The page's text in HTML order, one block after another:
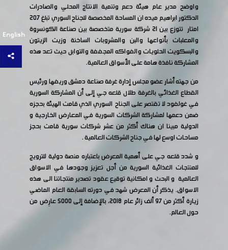
English
واوضح مدير عام هيئة دعم وتنمية الانتاج المحلي والصادرات
الدكتور ابراهيم ميده ان المساحة المخصصة للجناح السوري تبلغ 207
امتار تتوزع بين 21 شركة سورية متخصصة بين صناعة الكونسروة
والمعلبات بأنواعها والبن والمشروبات الساخنة وزيت الزيتون
والبسكويت الحلويات والفواكه المجففة والتوابل حيث تعد هذه
المشاركة نافذة هامة على الأسواق العالمية.
من جهته أشار عضو مجلس إدارة غرفة صناعة دمشق وريفها ورئيس
القطاع الغذائي بالغرفة طلال قلعه جي إلى أن المشاركة السورية
في غولفود لا تقتصر على الجناح السوري الذي قامت الهيئة بحجزه
ضمن دعمها لمشاركة الشركات السورية في المعارض الخارجية و
الدولية مبينا ان هناك أكثر من عشر شركات سورية قامت بحجز
مساحات اوسع لها في جناح الشركات العالمية .
و شدد قلعه جي على أهمية المعرض باعتباره منصة دولية للترويج
للمنتجات الغذائية السورية من أجل تعزيز وجودها في الاسواق
العالمية و البحث و امكانية توقيع عقود تصدير منتجاتنا الى هذه
الاسواق. يذكر أن المعرض شهد في دورته السابقة العام الماضي
زيارة أكثر من 97 ألف زائر عام 2018، بالإضافة إلى 5000 عارِض من
حول العالم.